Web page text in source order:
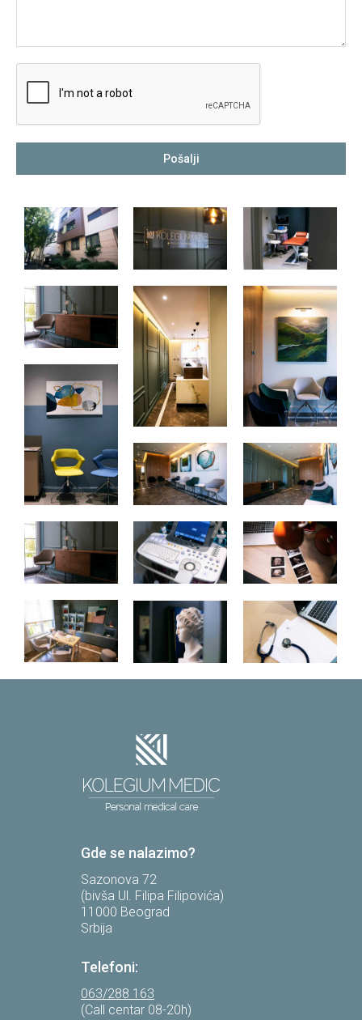
Gde se nalazimo?
Sazonova 72
(bivša Ul. Filipa Filipovića)
11000 Beograd
Srbija
Telefoni:
063/288 163
(Call centar 08-20h)